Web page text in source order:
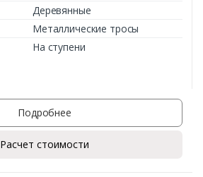
Деревянные
Металлические тросы
На ступени
Подробнее
Расчет стоимости